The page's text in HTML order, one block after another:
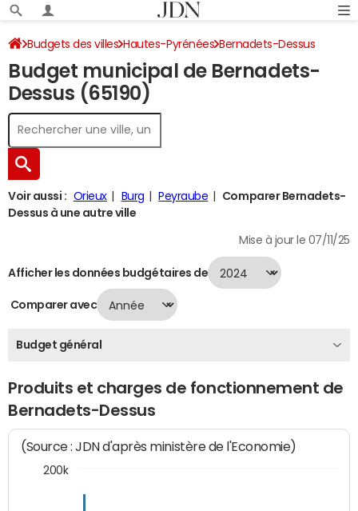
Budgets des villes Hautes-Pyrénées Bernadets-Dessus
Budget 2024
Budget municipal de Bernadets-
Dessus (65190)
Voir aussi : Orieux Burg Peyraube
Comparer Bernadets-
Dessus à une autre ville
Mise à jour le 07/11/25
Afficher les données budgétaires de
Comparer avec
Budget général
Produits et charges de fonctionnement de
Bernadets-Dessus
(Source : JDN d'après ministère de l'Economie)
200k